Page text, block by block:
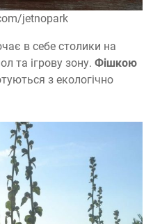
jetnopark
в себе столики на
та ігрову зону. Фішкою
з екологічно